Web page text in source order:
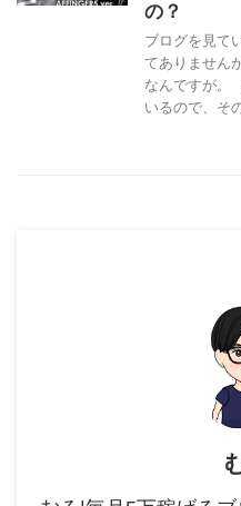
の？
ブログを見て
てありません
なんですが。
いるので、そ